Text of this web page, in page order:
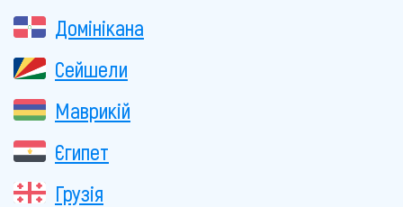
Домінікана
Сейшели
Маврикій
Єгипет
Грузія